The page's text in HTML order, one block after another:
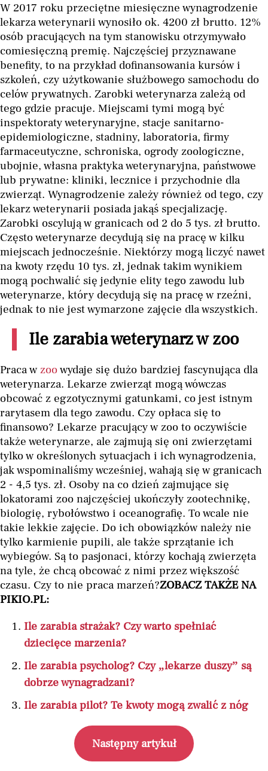
W 2017 roku przeciętne miesięczne wynagrodzenie
lekarza weterynarii wynosiło ok. 4200 zł brutto. 12%
osób pracujących na tym stanowisku otrzymywało
comiesięczną premię. Najczęściej przyznawane
benefity, to na przykład dofinansowania kursów i
szkoleń, czy użytkowanie służbowego samochodu do
celów prywatnych. Zarobki weterynarza zależą od
tego gdzie pracuje. Miejscami tymi mogą być
inspektoraty weterynaryjne, stacje sanitarno-
epidemiologiczne, stadniny, laboratoria, firmy
farmaceutyczne, schroniska, ogrody zoologiczne,
ubojnie, własna praktyka weterynaryjna, państwowe
lub prywatne: kliniki, lecznice i przychodnie dla
zwierząt. Wynagrodzenie zależy również od tego, czy
lekarz weterynarii posiada jakąś specjalizację.
Zarobki oscylują w granicach od 2 do 5 tys. zł brutto.
Często weterynarze decydują się na pracę w kilku
miejscach jednocześnie. Niektórzy mogą liczyć nawet
na kwoty rzędu 10 tys. zł, jednak takim wynikiem
mogą pochwalić się jedynie elity tego zawodu lub
weterynarze, który decydują się na pracę w rzeźni,
jednak to nie jest wymarzone zajęcie dla wszystkich.
Ile zarabia weterynarz w zoo
Praca wzoowydaje się dużo bardziej fascynująca dla
weterynarza. Lekarze zwierząt mogą wówczas
obcować z egzotycznymi gatunkami, co jest istnym
rarytasem dla tego zawodu. Czy opłaca się to
finansowo? Lekarze pracujący w zoo to oczywiście
także weterynarze, ale zajmują się oni zwierzętami
tylko w określonych sytuacjach i ich wynagrodzenia,
jak wspominaliśmy wcześniej, wahają się w granicach
2 - 4,5 tys. zł. Osoby na co dzień zajmujące się
lokatorami zoo najczęściej ukończyły zootechnikę,
biologię, rybołówstwo i oceanografię. To wcale nie
takie lekkie zajęcie. Do ich obowiązków należy nie
tylko karmienie pupili, ale także sprzątanie ich
wybiegów. Są to pasjonaci, którzy kochają zwierzęta
na tyle, że chcą obcować z nimi przez większość
czasu. Czy to nie praca marzeń?ZOBACZ TAKŻE NA
PIKIO.PL:
Ile zarabia strażak? Czy warto spełniać
dziecięce marzenia?
Ile zarabia psycholog? Czy „lekarze duszy” są
dobrze wynagradzani?
Ile zarabia pilot? Te kwoty mogą zwalić z nóg
Następny artykuł